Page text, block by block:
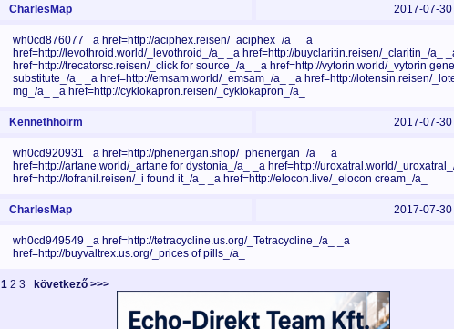
CharlesMap 2017-07-
wh0cd876077 _a href=http://aciphex.reisen/_aciphex_/a_ _a
href=http://levothroid.world/_levothroid_/a_ _a href=http://buyclaritin.reisen/_claritin_/a_
href=http://trecatorsc.reisen/_click for source_/a_ _a href=http://vytorin.world/_vytorin
substitute_/a_ _a href=http://emsam.world/_emsam_/a_ _a href=http://lotensin.reisen/
mg_/a_ _a href=http://cyklokapron.reisen/_cyklokapron_/a_
Kennethhoirm 2017-07-
wh0cd920931 _a href=http://phenergan.shop/_phenergan_/a_ _a
href=http://artane.world/_artane for dystonia_/a_ _a href=http://uroxatral.world/
href=http://tofranil.reisen/_i found it_/a_ _a href=http://elocon.live/_elocon cream_/a_
CharlesMap 2017-07-
wh0cd949549 _a href=http://tetracycline.us.org/_Tetracycline_/a_ _a
href=http://buyvaltrex.us.org/_prices of pills_/a_
1 2 3 következő >>>